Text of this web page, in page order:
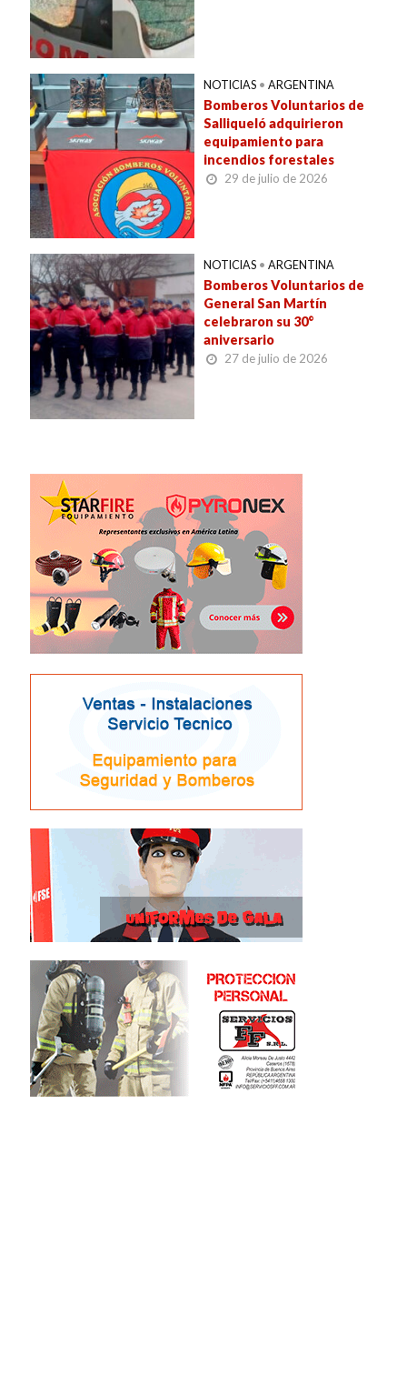
NOTICIAS • ARGENTINA
Bomberos Voluntarios de
Salliqueló adquirieron
equipamiento para
incendios forestales
29 de julio de 2026
NOTICIAS • ARGENTINA
Bomberos Voluntarios de
General San Martín
celebraron su 30°
aniversario
27 de julio de 2026